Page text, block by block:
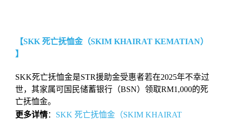
【SKK 死亡抚恤金（SKIM KHAIRAT KEMATIAN）
】
SKK死亡抚恤金是STR援助金受惠者若在2025年不幸过
世，其家属可国民储蓄银行（BSN）领取RM1,000的死
亡抚恤金。
更多详情： SKK 死亡抚恤金（SKIM KHAIRAT